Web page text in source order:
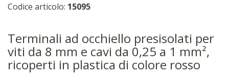
Codice articolo: 15095
Terminali ad occhiello presisolati per
viti da 8 mm e cavi da 0,25 a 1 mm²,
ricoperti in plastica di colore rosso